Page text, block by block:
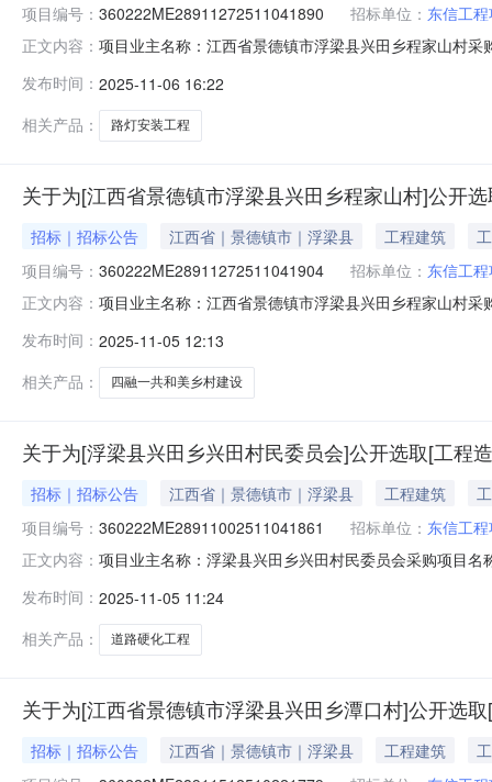
项目编号： 360222ME28911272511041890 招标单位： 东信工
正文内容： 项目业主名称：江西省景德镇市浮梁县兴田乡程家山村
设工程造价咨询服务收费基准价服务内容：工程造价咨
说明：无选
发布时间： 2025-11-06 16:22
相关产品：
路灯安装工程
关于为[江西省景德镇市浮梁县兴田乡程家山村]公开
招标｜招标公告 江西省｜景德镇市｜浮梁县 工程建筑
项目编号： 360222ME28911272511041904 招标单位： 东信工
正文内容： 项目业主名称：江西省景德镇市浮梁县兴田乡程家山村
建设工程造价咨询服务收费基准价服务内容：工程造价
求说明：无
发布时间： 2025-11-05 12:13
相关产品：
四融一共和美乡村建设
关于为[浮梁县兴田乡兴田村民委员会]公开选取[工程
招标｜招标公告 江西省｜景德镇市｜浮梁县 工程建筑
项目编号： 360222ME28911002511041861 招标单位： 东信工
正文内容： 项目业主名称：浮梁县兴田乡兴田村民委员会采购项目
省建设工程造价咨询服务收费基准价服务内容：工程造
要求说明：无选取中介方式：邀
发布时间： 2025-11-05 11:24
相关产品：
道路硬化工程
关于为[江西省景德镇市浮梁县兴田乡潭口村]公开选
招标｜招标公告 江西省｜景德镇市｜浮梁县 工程建筑